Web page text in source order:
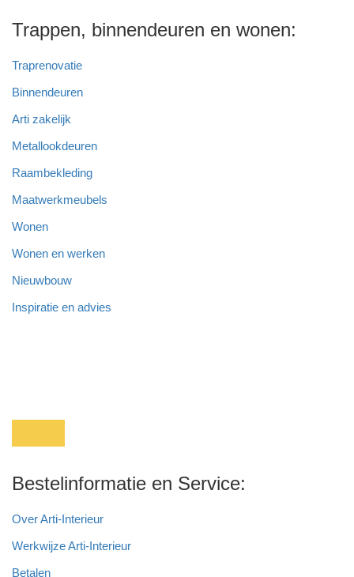
Trappen, binnendeuren en wonen:
Traprenovatie
Binnendeuren
Arti zakelijk
Metallookdeuren
Raambekleding
Maatwerkmeubels
Wonen
Wonen en werken
Nieuwbouw
Inspiratie en advies
Bestelinformatie en Service:
Over Arti-Interieur
Werkwijze Arti-Interieur
Betalen